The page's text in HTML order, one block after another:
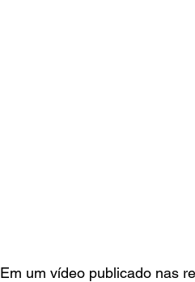
Em um vídeo publicado nas